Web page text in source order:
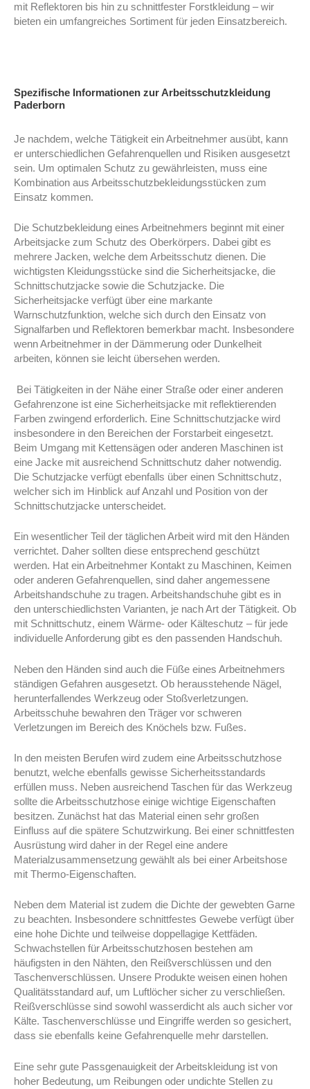
mit Reflektoren bis hin zu schnittfester Forstkleidung – wir
bieten ein umfangreiches Sortiment für jeden Einsatzbereich.
Spezifische Informationen zur Arbeitsschutzkleidung
Paderborn
Je nachdem, welche Tätigkeit ein Arbeitnehmer ausübt, kann
er unterschiedlichen Gefahrenquellen und Risiken ausgesetzt
sein. Um optimalen Schutz zu gewährleisten, muss eine
Kombination aus Arbeitsschutzbekleidungsstücken zum
Einsatz kommen.
Die Schutzbekleidung eines Arbeitnehmers beginnt mit einer
Arbeitsjacke zum Schutz des Oberkörpers. Dabei gibt es
mehrere Jacken, welche dem Arbeitsschutz dienen. Die
wichtigsten Kleidungsstücke sind die Sicherheitsjacke, die
Schnittschutzjacke sowie die Schutzjacke. Die
Sicherheitsjacke verfügt über eine markante
Warnschutzfunktion, welche sich durch den Einsatz von
Signalfarben und Reflektoren bemerkbar macht. Insbesondere
wenn Arbeitnehmer in der Dämmerung oder Dunkelheit
arbeiten, können sie leicht übersehen werden.
Bei Tätigkeiten in der Nähe einer Straße oder einer anderen
Gefahrenzone ist eine Sicherheitsjacke mit reflektierenden
Farben zwingend erforderlich. Eine Schnittschutzjacke wird
insbesondere in den Bereichen der Forstarbeit eingesetzt.
Beim Umgang mit Kettensägen oder anderen Maschinen ist
eine Jacke mit ausreichend Schnittschutz daher notwendig.
Die Schutzjacke verfügt ebenfalls über einen Schnittschutz,
welcher sich im Hinblick auf Anzahl und Position von der
Schnittschutzjacke unterscheidet.
Ein wesentlicher Teil der täglichen Arbeit wird mit den Händen
verrichtet. Daher sollten diese entsprechend geschützt
werden. Hat ein Arbeitnehmer Kontakt zu Maschinen, Keimen
oder anderen Gefahrenquellen, sind daher angemessene
Arbeitshandschuhe zu tragen. Arbeitshandschuhe gibt es in
den unterschiedlichsten Varianten, je nach Art der Tätigkeit. Ob
mit Schnittschutz, einem Wärme- oder Kälteschutz – für jede
individuelle Anforderung gibt es den passenden Handschuh.
Neben den Händen sind auch die Füße eines Arbeitnehmers
ständigen Gefahren ausgesetzt. Ob herausstehende Nägel,
herunterfallendes Werkzeug oder Stoßverletzungen.
Arbeitsschuhe bewahren den Träger vor schweren
Verletzungen im Bereich des Knöchels bzw. Fußes.
In den meisten Berufen wird zudem eine Arbeitsschutzhose
benutzt, welche ebenfalls gewisse Sicherheitsstandards
erfüllen muss. Neben ausreichend Taschen für das Werkzeug
sollte die Arbeitsschutzhose einige wichtige Eigenschaften
besitzen. Zunächst hat das Material einen sehr großen
Einfluss auf die spätere Schutzwirkung. Bei einer schnittfesten
Ausrüstung wird daher in der Regel eine andere
Materialzusammensetzung gewählt als bei einer Arbeitshose
mit Thermo-Eigenschaften.
Neben dem Material ist zudem die Dichte der gewebten Garne
zu beachten. Insbesondere schnittfestes Gewebe verfügt über
eine hohe Dichte und teilweise doppellagige Kettfäden.
Schwachstellen für Arbeitsschutzhosen bestehen am
häufigsten in den Nähten, den Reißverschlüssen und den
Taschenverschlüssen. Unsere Produkte weisen einen hohen
Qualitätsstandard auf, um Luftlöcher sicher zu verschließen.
Reißverschlüsse sind sowohl wasserdicht als auch sicher vor
Kälte. Taschenverschlüsse und Eingriffe werden so gesichert,
dass sie ebenfalls keine Gefahrenquelle mehr darstellen.
Eine sehr gute Passgenauigkeit der Arbeitskleidung ist von
hoher Bedeutung, um Reibungen oder undichte Stellen zu